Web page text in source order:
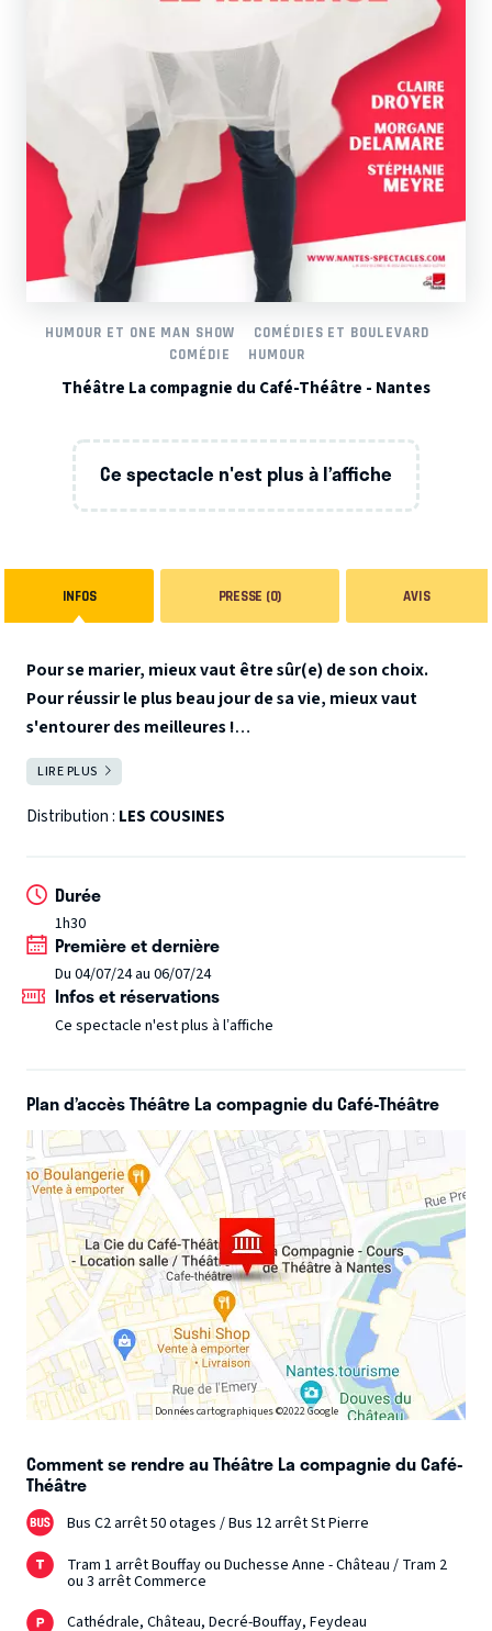
HUMOUR ET ONE MAN SHOW
COMÉDIES ET BOULEVARD
COMÉDIE
HUMOUR
Théâtre La compagnie du Café-Théâtre - Nantes
Ce spectacle n'est plus à l’affiche
INFOS PRESSE (0) AVIS
Pour se marier, mieux vaut être sûr(e) de son choix.
Pour réussir le plus beau jour de sa vie, mieux vaut
s'entourer des meilleures !
Dans une heure, Emmanuelle va dire OUI à l'homme de sa
vie. Une heure, une seule, entourée de ses deux cousines,
discussions... Et si cette petite heure juste avant remettait
en question ...toute une vie ? "1H avant le mariage", c’est
un feu d'artifices de souvenirs partagés parfumés à
l'enfance.
Mes cousines, mes amours, mes emmerdes : c'est beau
auquel vous êtes invités ! Aux premières loges, vous serez
les spectateurs et les acteurs de cette comédie hilarante !
Avec Morgane Delamare, Stéphanie Meyre et Claire Droyer
LIRE PLUS
Distribution : LES COUSINES
Durée
1h30
Première et dernière
Du 04/07/24 au 06/07/24
Infos et réservations
Ce spectacle n'est plus à l’affiche
Plan d’accès Théâtre La compagnie du Café-Théâtre
Données cartographiques ©2022 Google
Comment se rendre au Théâtre La compagnie du Café-
Théâtre
Bus C2 arrêt 50 otages / Bus 12 arrêt St Pierre
Tram 1 arrêt Bouffay ou Duchesse Anne - Château / Tram 2
ou 3 arrêt Commerce
Cathédrale, Château, Decré-Bouffay, Feydeau